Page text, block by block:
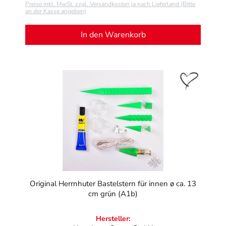
Preise inkl. MwSt. zzgl. Versandkosten ja nach Lieferland (Bitte
an der Kasse angeben)
In den Warenkorb
Original Herrnhuter Bastelstern für innen ø ca. 13
cm grün (A1b)
Hersteller: